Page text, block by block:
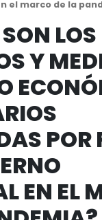
estímulos y
en el marco
SON
Y